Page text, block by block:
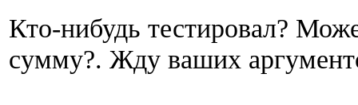
Кто-нибудь тестировал?
сумму?. Жду ваших